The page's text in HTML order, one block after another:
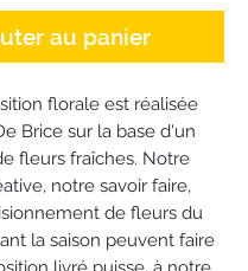
au panier
florale est réalisée
Brice sur la base d'un
fleurs fraîches. Notre
notre savoir faire,
de fleurs du
la saison peuvent faire